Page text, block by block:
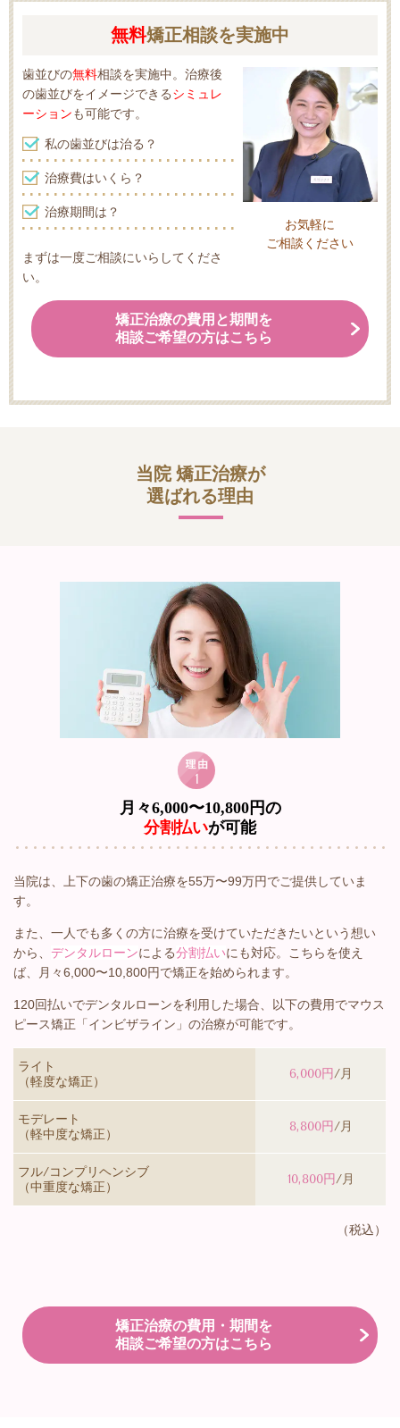
無料矯正相談を実施中
お気軽に
ご相談ください
歯並びの無料相談を実施中。治療後
の歯並びをイメージできるシミュレ
ーションも可能です。
私の歯並びは治る？
治療費はいくら？
治療期間は？
まずは一度ご相談にいらしてくださ
い。
矯正治療の費用と期間を
相談ご希望の方はこちら
当院 矯正治療が
選ばれる理由
月々6,000〜10,800円の
分割払いが可能
当院は、上下の歯の矯正治療を55万〜99万円でご提供していま
す。
また、一人でも多くの方に治療を受けていただきたいという想い
から、 デンタルローンによる分割払いにも対応。こちらを使え
ば、月々6,000〜10,800円で矯正を始められます。
120回払いでデンタルローンを利用した場合、以下の費用でマウス
ピース矯正「インビザライン」の治療が可能です。
ライト
（軽度な矯正）
6,000円/月
モデレート
（軽中度な矯正）
8,800円/月
フル/コンプリヘンシブ
（中重度な矯正）
10,800円/月
（税込）
矯正治療の費用・期間を
相談ご希望の方はこちら